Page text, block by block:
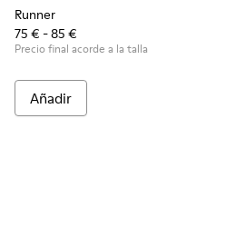
Runner
75 € - 85 €
Precio final acorde a la talla
Añadir